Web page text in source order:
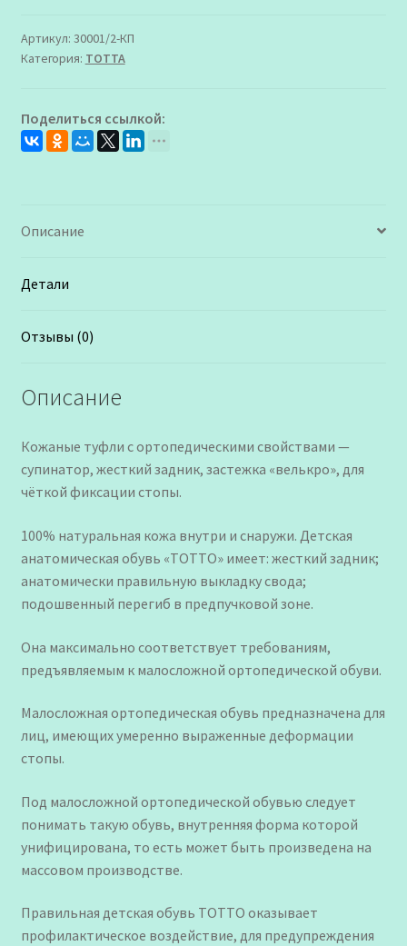
-
721
для
Девочки
Артикул: 30001/2-КП
Категория: ТОТТА
Поделиться ссылкой:
Описание
Детали
Отзывы (0)
Описание
Кожаные туфли с ортопедическими свойствами —
супинатор, жесткий задник, застежка «велькро», для
чёткой фиксации стопы.
100% натуральная кожа внутри и снаружи. Детская
анатомическая обувь «ТОТТО» имеет: жесткий задник;
анатомически правильную выкладку свода;
подошвенный перегиб в предпучковой зоне.
Она максимально соответствует требованиям,
предъявляемым к малосложной ортопедической обуви.
Малосложная ортопедическая обувь предназначена для
лиц, имеющих умеренно выраженные деформации
стопы.
Под малосложной ортопедической обувью следует
понимать такую обувь, внутренняя форма которой
унифицирована, то есть может быть произведена на
массовом производстве.
Правильная детская обувь ТОТТО оказывает
профилактическое воздействие, для предупреждения